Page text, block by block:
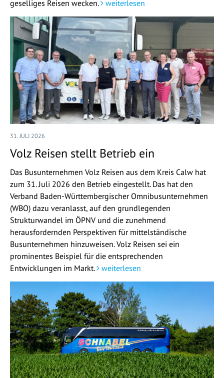
geselliges Reisen wecken. weiterlesen
31. JULI 2026
Volz Reisen stellt Betrieb ein
Das Busunternehmen Volz Reisen aus dem Kreis Calw hat
zum 31. Juli 2026 den Betrieb eingestellt. Das hat den
Verband Baden-Württembergischer Omnibusunternehmen
(WBO) dazu veranlasst, auf den grundlegenden
Strukturwandel im ÖPNV und die zunehmend
herausfordernden Perspektiven für mittelständische
Busunternehmen hinzuweisen. Volz Reisen sei ein
prominentes Beispiel für die entsprechenden
Entwicklungen im Markt.
weiterlesen